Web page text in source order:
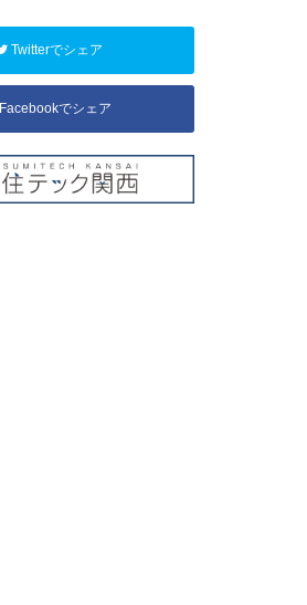
Twitterでシェア
Facebookでシェア